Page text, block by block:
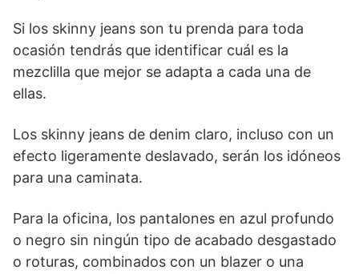
Si los skinny jeans son tu prenda para toda
ocasión tendrás que identificar cuál es la
mezclilla que mejor se adapta a cada una de
ellas.
Los skinny jeans de denim claro, incluso con un
efecto ligeramente deslavado, serán los idóneos
para una caminata.
Para la oficina, los pantalones en azul profundo
o negro sin ningún tipo de acabado desgastado
o roturas, combinados con un blazer o una